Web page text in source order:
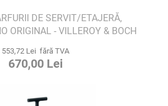
DE SERVIT/ETAJERĂ,
ORIGINAL - VILLEROY & BOCH
553,72 Lei fără TVA
670,00 Lei